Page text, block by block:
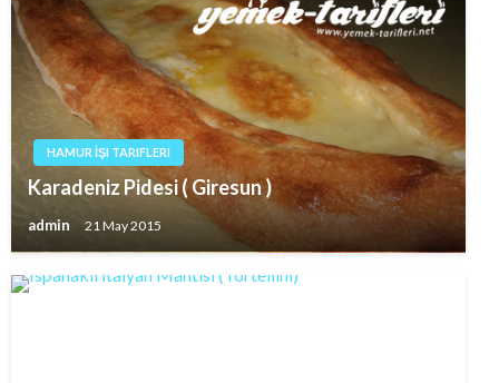
HAMUR İŞI TARIFLERI
Karadeniz Pidesi ( Giresun )
admin 21 May 2015